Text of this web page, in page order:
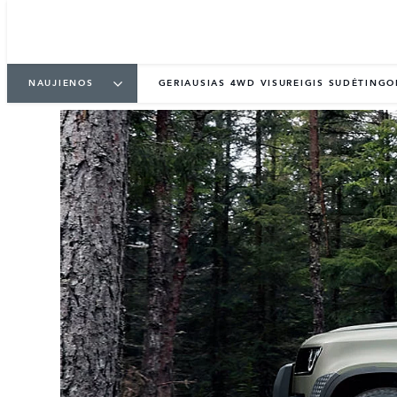
NAUJIENOS GERIAUSIAS 4WD VISUREIGIS